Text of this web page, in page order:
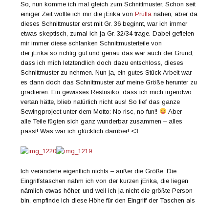
So, nun komme ich mal gleich zum Schnittmuster. Schon seit
einiger Zeit wollte ich mir die jErika vonPrülla nähen, aber da
dieses Schnittmuster erst mit Gr. 36 beginnt, war ich immer
etwas skeptisch, zumal ich ja Gr. 32/34 trage. Dabei gefielen
mir immer diese schlanken Schnittmusterteile von
der jErika so richtig gut und genau das war auch der Grund,
dass ich mich letztendlich doch dazu entschloss, dieses
Schnittmuster zu nehmen. Nun ja, ein gutes Stück Arbeit war
es dann doch das Schnittmuster auf meine Größe herunter zu
gradieren. Ein gewisses Restrisiko, dass ich mich irgendwo
vertan hätte, blieb natürlich nicht aus! So lief das ganze
Sewingproject unter dem Motto: No risc, no fun!!
Aber
alle Teile fügten sich ganz wunderbar zusammen – alles
passt! Was war ich glücklich darüber! <3
Ich veränderte eigentlich nichts – außer die Größe. Die
Eingriffstaschen nahm ich von der kurzen jErika, die liegen
nämlich etwas höher, und weil ich ja nicht die größte Person
bin, empfinde ich diese Höhe für den Eingriff der Taschen als